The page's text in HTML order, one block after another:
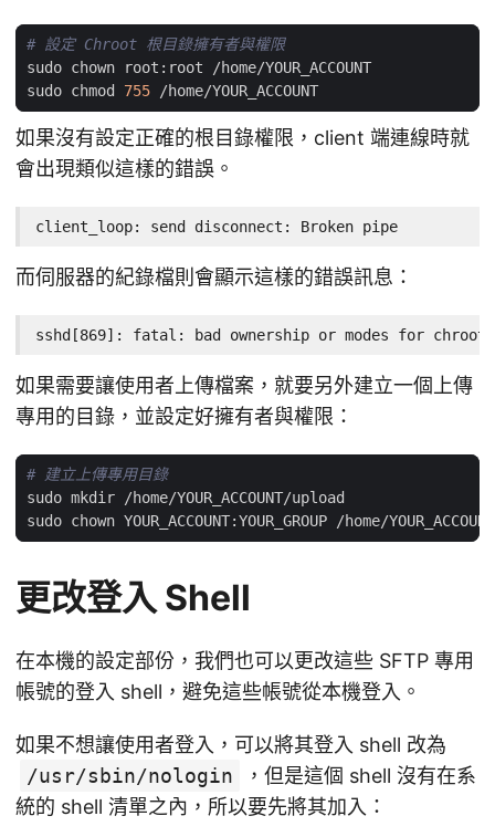
# 設定 Chroot 根目錄擁有者與權限
sudo chmod 755
如果沒有設定正確的根目錄權限，client 端連線時就
會出現類似這樣的錯誤。
client_loop: send disconnect: Broken pipe
而伺服器的紀錄檔則會顯示這樣的錯誤訊息：
sshd[869]: fatal: bad ownership or modes for chroot
如果需要讓使用者上傳檔案，就要另外建立一個上傳
專用的目錄，並設定好擁有者與權限：
# 建立上傳專用目錄
更改登入 Shell
在本機的設定部份，我們也可以更改這些 SFTP 專用
帳號的登入 shell，避免這些帳號從本機登入。
如果不想讓使用者登入，可以將其登入 shell 改為
/usr/sbin/nologin
，但是這個 shell 沒有在系
統的 shell 清單之內，所以要先將其加入：